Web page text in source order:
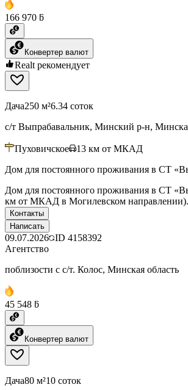
166 970 ƃ
Конвертер валют
Realt рекомендует
Дача250 м²6.34 соток
с/т Выпрабавальник, Минский р-н,
Пуховичское 13 км от МКАД
Дом для постоянного проживания в СТ
Дом для постоянного проживания в СТ
км от МКАД в Могилевском направлении).
Контакты
Написать
09.07.2026 ID 4158392
Агентство
поблизости с с/т. Колос, Минская область
45 548 ƃ
Конвертер валют
Дача80 м²10 соток